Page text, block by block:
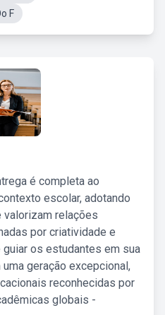
F
é completa ao
escolar, adotando
relações
por criatividade e
os estudantes em sua
geração excepcional,
reconhecidas por
globais -